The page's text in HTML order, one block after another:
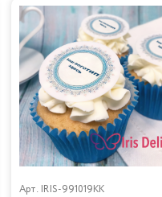
Арт. IRIS-991019KK